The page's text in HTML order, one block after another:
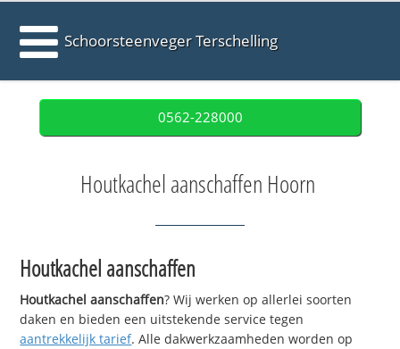
Schoorsteenveger Terschelling
0562-228000
Houtkachel aanschaffen Hoorn
Houtkachel aanschaffen
Houtkachel aanschaffen? Wij werken op allerlei soorten
daken en bieden een uitstekende service tegen
aantrekkelijk tarief. Alle dakwerkzaamheden worden op